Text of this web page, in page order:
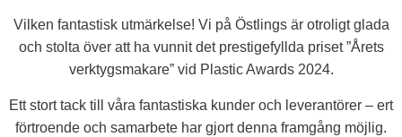
Vilken fantastisk utmärkelse! Vi på Östlings är otroligt glada
och stolta över att ha vunnit det prestigefyllda priset ”Årets
verktygsmakare” vid Plastic Awards 2024.
Ett stort tack till våra fantastiska kunder och leverantörer – ert
förtroende och samarbete har gjort denna framgång möjlig.